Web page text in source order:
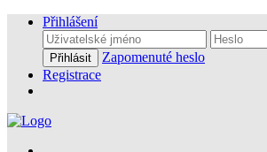
Přihlášení
Přihlásit
Zapomenuté heslo
Registrace